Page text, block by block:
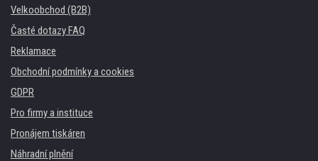
Velkoobchod (B2B)
Časté dotazy FAQ
Reklamace
Obchodní podmínky a cookies
GDPR
Pro firmy a instituce
Pronájem tiskáren
Náhradní plnění